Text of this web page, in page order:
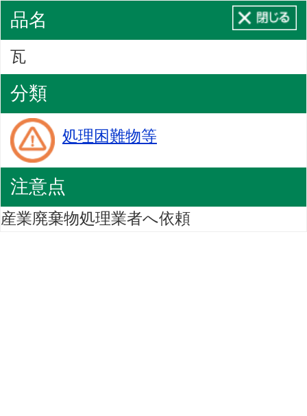
品名
瓦
分類
処理困難物等
注意点
産業廃棄物処理業者へ依頼